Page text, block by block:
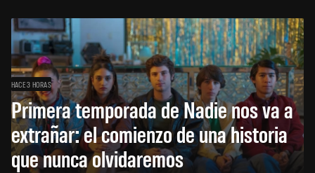
HACE 3 HORAS
Primera temporada de Nadie nos va a
extrañar: el comienzo de una historia
que nunca olvidaremos